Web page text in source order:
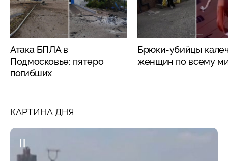
Атака БПЛА в
Подмосковье: пятеро
погибших
Брюки-убийцы
женщин по всему
КАРТИНА ДНЯ